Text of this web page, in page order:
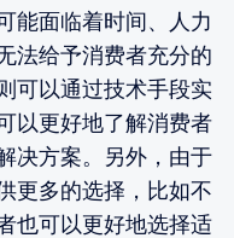
能面临着时间、人力
法给予消费者充分的
可以通过技术手段实
以更好地了解消费者
决方案。另外，由于
更多的选择，比如不
也可以更好地选择适